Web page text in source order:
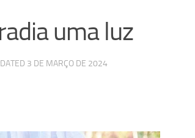
uma luz
3 DE MARÇO DE 2024